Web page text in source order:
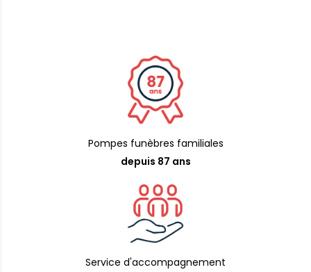
Pompes funèbres familiales
depuis 87 ans
Service d'accompagnement